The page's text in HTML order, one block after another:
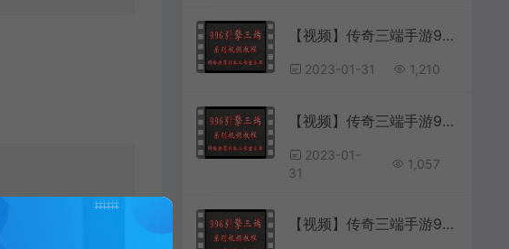
【视频】传奇三端手游996引擎数据库表分析 第9讲 菜单布局表cfg_menulayer
2023-01-31 1,210
【视频】传奇三端手游996引擎任务系统 第7讲 引导气泡添加和删除
2023-01-
31
1,057
【视频】传奇三端手游996引擎数据库表分析 第6讲 模型表cfg_modelinfo添加衣服